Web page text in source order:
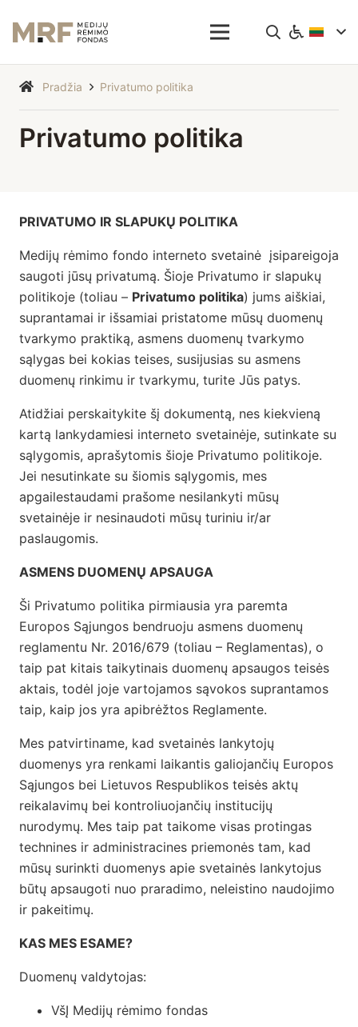
Pradžia Privatumo politika
Privatumo politika
PRIVATUMO IR SLAPUKŲ POLITIKA
Medijų rėmimo fondo interneto svetainė įsipareigoja
saugoti jūsų privatumą. Šioje Privatumo ir slapukų
politikoje (toliau – Privatumo politika) jums aiškiai,
suprantamai ir išsamiai pristatome mūsų duomenų
tvarkymo praktiką, asmens duomenų tvarkymo
sąlygas bei kokias teises, susijusias su asmens
duomenų rinkimu ir tvarkymu, turite Jūs patys.
Atidžiai perskaitykite šį dokumentą, nes kiekvieną
kartą lankydamiesi interneto svetainėje, sutinkate su
sąlygomis, aprašytomis šioje Privatumo politikoje.
Jei nesutinkate su šiomis sąlygomis, mes
apgailestaudami prašome nesilankyti mūsų
svetainėje ir nesinaudoti mūsų turiniu ir/ar
paslaugomis.
ASMENS DUOMENŲ APSAUGA
Ši Privatumo politika pirmiausia yra paremta
Europos Sąjungos bendruoju asmens duomenų
reglamentu Nr. 2016/679 (toliau – Reglamentas), o
taip pat kitais taikytinais duomenų apsaugos teisės
aktais, todėl joje vartojamos sąvokos suprantamos
taip, kaip jos yra apibrėžtos Reglamente.
Mes patvirtiname, kad svetainės lankytojų
duomenys yra renkami laikantis galiojančių Europos
Sąjungos bei Lietuvos Respublikos teisės aktų
reikalavimų bei kontroliuojančių institucijų
nurodymų. Mes taip pat taikome visas protingas
technines ir administracines priemonės tam, kad
mūsų surinkti duomenys apie svetainės lankytojus
būtų apsaugoti nuo praradimo, neleistino naudojimo
ir pakeitimų.
KAS MES ESAME?
Duomenų valdytojas:
VšĮ Medijų rėmimo fondas